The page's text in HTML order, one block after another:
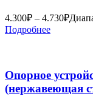
4.300₽ – 4.730₽
Подробнее
Опорное
(нержавеющая